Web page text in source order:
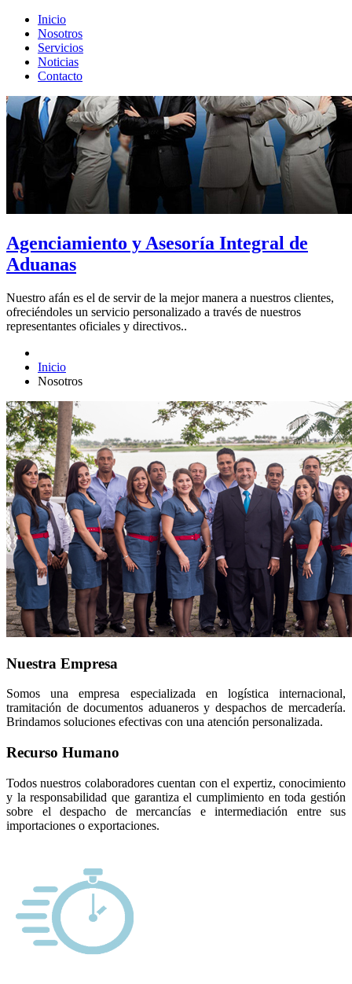
Inicio
Nosotros
Servicios
Noticias
Contacto
Agenciamiento y Asesoría Integral de
Aduanas
Nuestro afán es el de servir de la mejor manera a nuestros clientes,
ofreciéndoles un servicio personalizado a través de nuestros
representantes oficiales y directivos..
Inicio
Nosotros
Nuestra Empresa
Somos una empresa especializada en logística internacional,
tramitación de documentos aduaneros y despachos de mercadería.
Brindamos soluciones efectivas con una atención personalizada.
Recurso Humano
Todos nuestros colaboradores cuentan con el expertiz, conocimiento
y la responsabilidad que garantiza el cumplimiento en toda gestión
sobre el despacho de mercancías e intermediación entre sus
importaciones o exportaciones.